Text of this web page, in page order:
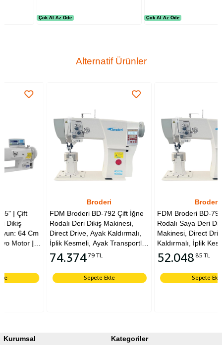
Çok Al Az Öde
Çok Al Az Öde Çok Al Az Öde
Çok Al Az Öde
Alternatif Ürünler
FDM Broderi BD-792 Çift İğne
Rodalı Deri Dikiş Makinesi,
Direct Drive, Ayak Kaldırmalı,
İplik Kesmeli, Ayak Transportlu,
Kafadan Motorlu, İğne
79 TL
Sepete Ekle
FDM Broderi BD-791 Tek İğne
Rodalı Saya Deri Dikiş
Makinesi, Direct Drive, Ayak
Kaldırmalı, İplik Kesmeli, Ayak
Kaldırmalı, Kafadan Motorlu,
İğne Pozisyonlu
85 TL
Sepete Ekle
Kurumsal Kategoriler